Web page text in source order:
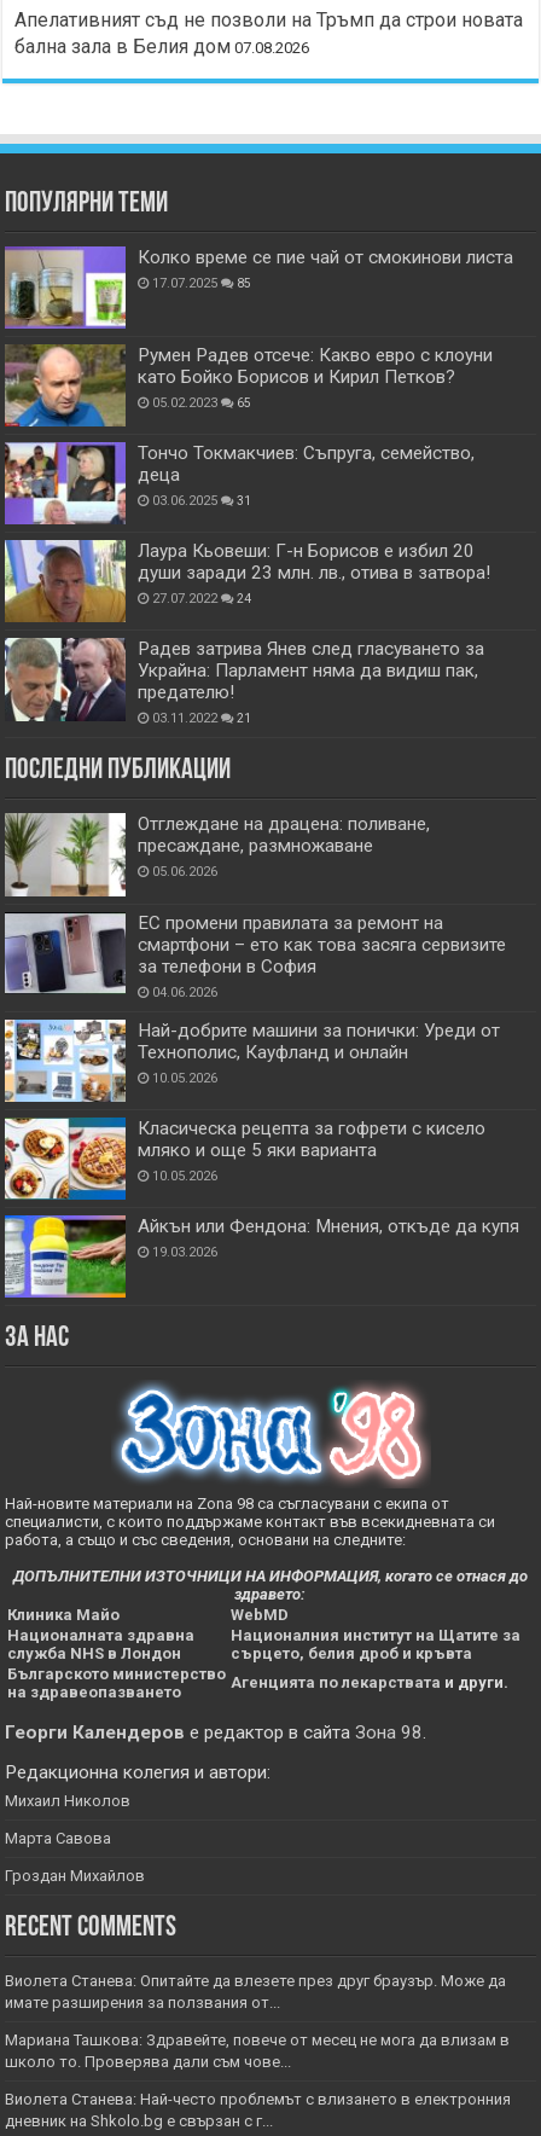
Апелативният съд не позволи на Тръмп да строи новата
бална зала в Белия дом 07.08.2026
Популярни теми
Колко време се пие чай от смокинови листа
17.07.2025 85
Румен Радев отсече: Какво евро с клоуни
като Бойко Борисов и Кирил Петков?
05.02.2023 65
Тончо Токмакчиев: Съпруга, семейство,
деца
03.06.2025 31
Лаура Кьовеши: Г-н Борисов е избил 20
души заради 23 млн. лв., отива в затвора!
27.07.2022 24
Радев затрива Янев след гласуването за
Украйна: Парламент няма да видиш пак,
предателю!
03.11.2022 21
Последни публикации
Отглеждане на драцена: поливане,
пресаждане, размножаване
05.06.2026
ЕС промени правилата за ремонт на
смартфони – ето как това засяга сервизите
за телефони в София
04.06.2026
Най-добрите машини за понички: Уреди от
Технополис, Кауфланд и онлайн
10.05.2026
Класическа рецепта за гофрети с кисело
мляко и още 5 яки варианта
10.05.2026
Айкън или Фендона: Мнения, откъде да купя
19.03.2026
За нас
Най-новите материали на Zona 98 са съгласувани с екипа от
специалисти, с които поддържаме контакт във всекидневната си
работа, а също и със сведения, основани на следните:
ДОПЪЛНИТЕЛНИ ИЗТОЧНИЦИ НА ИНФОРМАЦИЯ, когато се отнася до
здравето:
Клиника Майо
WebMD
Националната здравна
служба NHS в Лондон
Националния институт на Щатите за
сърцето, белия дроб и кръвта
Българското министерство
на здравеопазването
Агенцията по лекарствата и други.
Георги Календеров е редактор в сайтаЗона 98.
Редакционна колегия и автори:
Михаил Николов
Марта Савова
Гроздан Михайлов
Recent Comments
Виолета Станева: Опитайте да влезете през друг браузър. Може да
имате разширения за ползвания от...
Мариана Ташкова: Здравейте, повече от месец не мога да влизам в
школо то. Проверява дали съм чове...
Виолета Станева: Най-често проблемът с влизането в електронния
дневник на Shkolo.bg е свързан с г...